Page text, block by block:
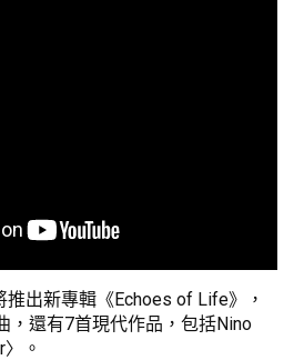
出新專輯《Echoes of Life》，
，還有7首現代作品，包括Nino
。